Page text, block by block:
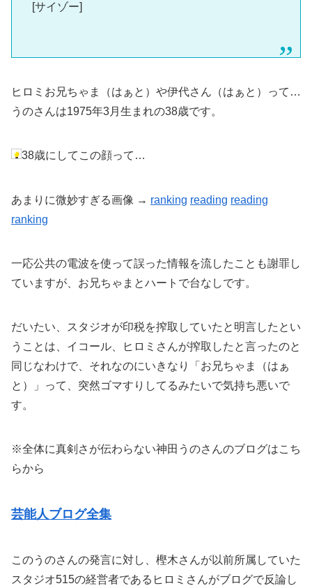
[サイゾー]
ヒロミお兄ちゃま（はぁと）や伊代さん（はぁと）って…
うのさんは1975年3月生まれの38歳です。
38歳にしてこの顔って…
あまりに微妙すぎる画像 → ranking reading reading
ranking
一応公共の電波を使って誤った情報を流したことも謝罪し
ていますが、お兄ちゃまとハートで台なしです。
だいたい、スタジオが印税を搾取していたと明言したとい
うことは、イコール、ヒロミさんが搾取したと言ったのと
同じなわけで、それなのにいきなり「お兄ちゃま（はぁ
と）」って、突然ゴマすりしてるみたいで気持ち悪いで
す。
※全体に真剣さが伝わらない神田うのさんのブログはこち
らから
芸能人ブログ全集
このうのさんの発言に対し、樫木さんが以前所属していた
スタジオ515の経営者であるヒロミさんがブログで反論し